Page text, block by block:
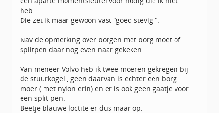
heb.
Die zet ik maar gewoon vast “goed stevig “.
Nav de opmerking over borgen met borg moet of
splitpen daar nog even naar gekeken.
Van meneer Volvo heb ik twee moeren gekregen bij
de stuurkogel , geen daarvan is echter een borg
moer ( met nylon erin) en er is ook geen gaatje voor
een split pen.
Beetje blauwe loctite er dus maar op.